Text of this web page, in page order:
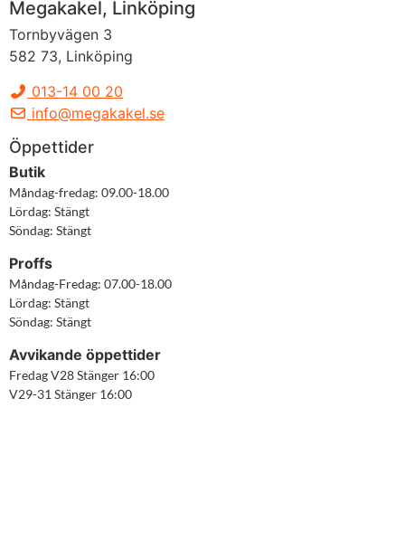
Megakakel, Linköping
Tornbyvägen 3
582 73, Linköping
013-14 00 20
info@megakakel.se
Öppettider
Butik
Måndag-fredag: 09.00-18.00
Lördag: Stängt
Söndag: Stängt
Proffs
Måndag-Fredag: 07.00-18.00
Lördag: Stängt
Söndag: Stängt
Avvikande öppettider
Fredag V28 Stänger 16:00
V29-31 Stänger 16:00